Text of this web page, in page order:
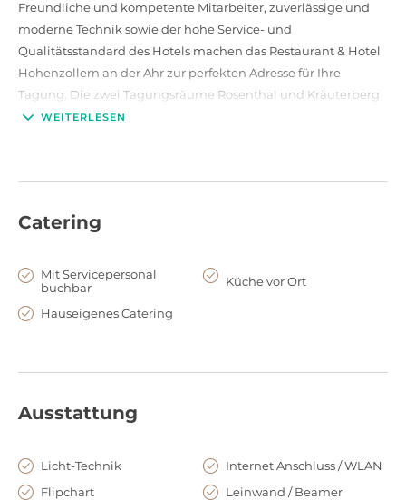
Freundliche und kompetente Mitarbeiter, zuverlässige und
moderne Technik sowie der hohe Service- und
Qualitätsstandard des Hotels machen das Restaurant & Hotel
Hohenzollern an der Ahr zur perfekten Adresse für Ihre
Tagung. Die zwei Tagungsräume Rosenthal und Kräuterberg
eignen sich durch Ihre elegante Einrichtung und den
schönsten Aussichten für Ihren Erfolg.
regionalen und internationalen Spezialitäten. Der traumhafte
ausgesuchten und frischen Lebensmitteln bieten den
perfekten Rahmen für Ihr Event!
Gerne hilft das Team dabei für Ihre Hochzeit, Ihren Geburtstag
Hohenzollern an der Ahr zu Ihrem Event begrüßen zu dürfen!
WEITERLESEN
Catering
Mit Servicepersonal
buchbar
Küche vor Ort
Hauseigenes Catering
Ausstattung
Licht-Technik
Internet Anschluss / WLAN
Flipchart
Leinwand / Beamer